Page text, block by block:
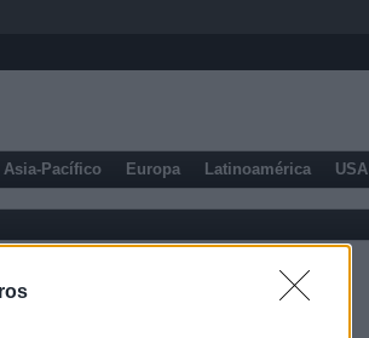
Asia-Pacífico Europa Latinoamérica USA